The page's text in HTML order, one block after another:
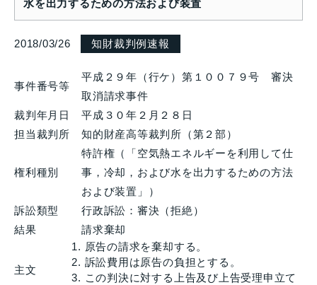
水を出力するための方法および装置
2018/03/26 知財裁判例速報
事件番号等
平成２９年（行ケ）第１００７９号 審決
取消請求事件
裁判年月日
平成３０年２月２８日
担当裁判所
知的財産高等裁判所（第２部）
権利種別
特許権（「空気熱エネルギーを利用して仕
事，冷却，および水を出力するための方法
および装置」）
訴訟類型
行政訴訟：審決（拒絶）
結果
請求棄却
主文
原告の請求を棄却する。
訴訟費用は原告の負担とする。
この判決に対する上告及び上告受理申立て